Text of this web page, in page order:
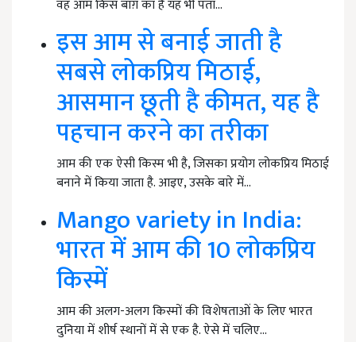
वह आम किस बाग़ का है यह भी पता…
इस आम से बनाई जाती है
सबसे लोकप्रिय मिठाई,
आसमान छूती है कीमत, यह है
पहचान करने का तरीका
आम की एक ऐसी किस्म भी है, जिसका प्रयोग लोकप्रिय मिठाई
बनाने में किया जाता है. आइए, उसके बारे में…
Mango variety in India:
भारत में आम की 10 लोकप्रिय
किस्में
आम की अलग-अलग किस्मों की विशेषताओं के लिए भारत
दुनिया में शीर्ष स्थानों में से एक है. ऐसे में चलिए…